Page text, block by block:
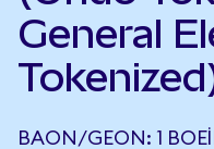
General
BAON/GEON: 1